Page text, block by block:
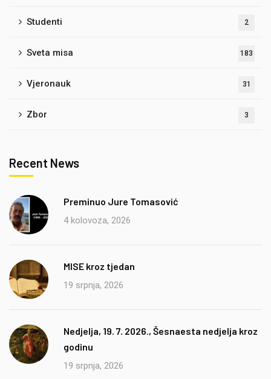
Studenti 2
Sveta misa 183
Vjeronauk 31
Zbor 3
Recent News
Preminuo Jure Tomasović
4 kolovoza, 2026
MISE kroz tjedan
19 srpnja, 2026
Nedjelja, 19. 7. 2026., Šesnaesta nedjelja kroz
godinu
19 srpnja, 2026